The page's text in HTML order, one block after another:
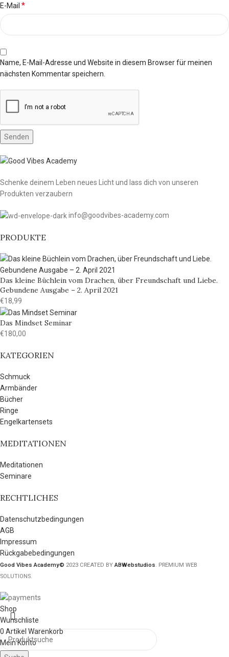
E-Mail *
Name, E-Mail-Adresse und Website in diesem Browser für meinen
nächsten Kommentar speichern.
Schenke deinem Leben neues Licht und lass dich von unseren
Produkten verzaubern
info@goodvibes-academy.com
PRODUKTE
Das kleine Büchlein vom Drachen, über Freundschaft und Liebe.
Gebundene Ausgabe – 2. April 2021
€18,99
Das Mindset Seminar
€180,00
KATEGORIEN
Schmuck
Armbänder
Bücher
Ringe
Engelkartensets
MEDITATIONEN
Meditationen
Seminare
RECHTLICHES
Datenschutzbedingungen
AGB
Impressum
Rückgabebedingungen
Good Vibes Academy© 2023 CREATED BYABWebstudios. PREMIUM WEB
SOLUTIONS.
Shop
Wunschliste
0ArtikelWarenkorb
Mein Konto